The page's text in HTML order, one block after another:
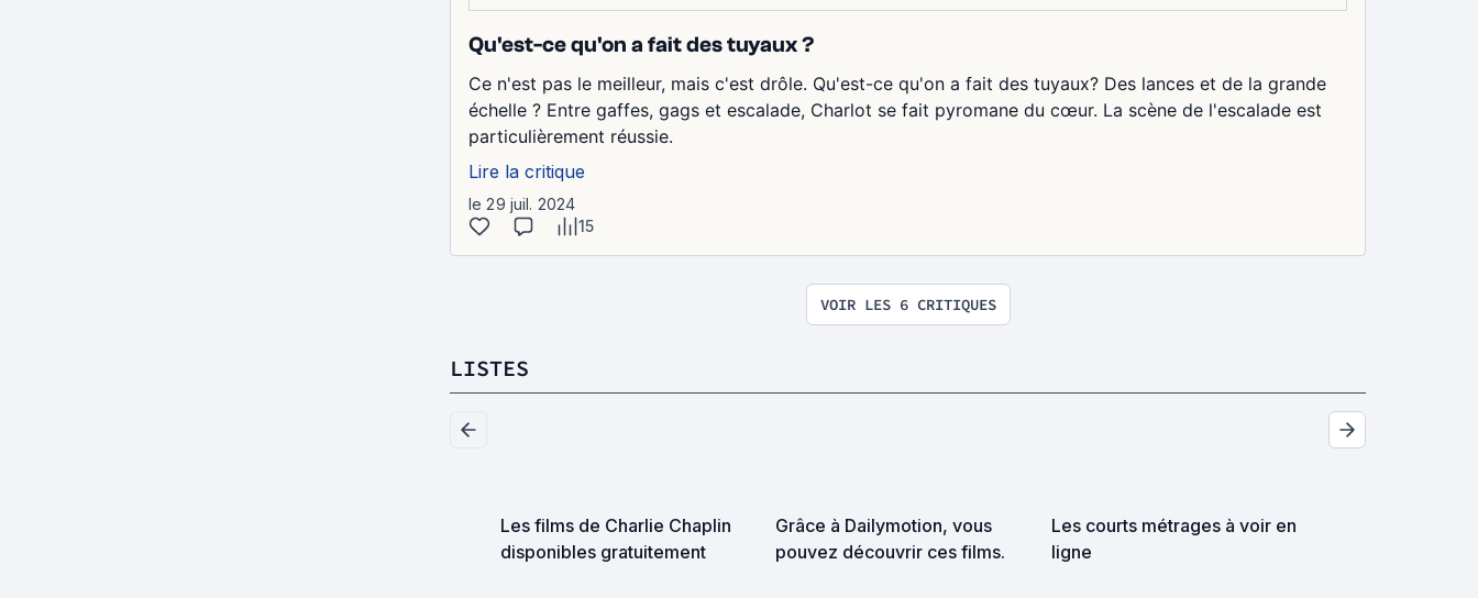
Qu'est-ce qu'on a fait des tuyaux ?
Ce n'est pas le meilleur, mais c'est drôle. Qu'est-ce qu'on a fait des tuyaux? Des lances et de la grande
échelle ? Entre gaffes, gags et escalade, Charlot se fait pyromane du cœur. La scène de l'escalade est
particulièrement réussie.
Lire la critique
le 29 juil. 2024
15
VOIR LES 6 CRITIQUES
LISTES
Les films de Charlie Chaplin
disponibles gratuitement
Grâce à Dailymotion, vous
pouvez découvrir ces films.
Les courts métrages à voir en
ligne